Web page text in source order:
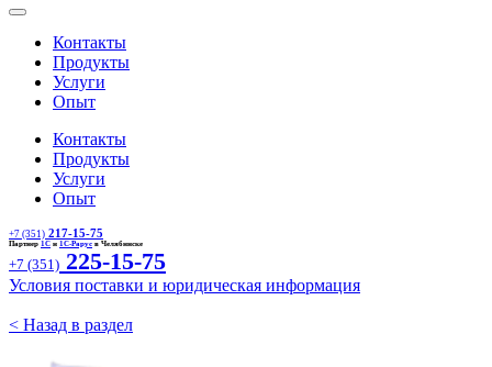
Контакты
Продукты
Услуги
Опыт
Контакты
Продукты
Услуги
Опыт
+7 (351) 217-15-75
Партнер 1С и 1С-Рарус в Челябинске
+7 (351) 225-15-75
Условия поставки и юридическая информация
< Назад в раздел